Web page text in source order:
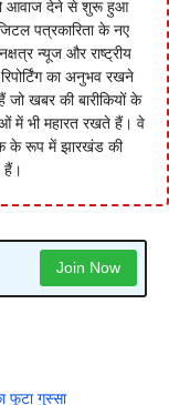
आवाज देने से शुरू हुआ
पत्रकारिता के नए
न्यूज और राष्ट्रीय
का अनुभव रखने
खबर की बारीकियों के
में भी महारत रखते हैं। वे
के रूप में झारखंड की
हैं।
Join Now